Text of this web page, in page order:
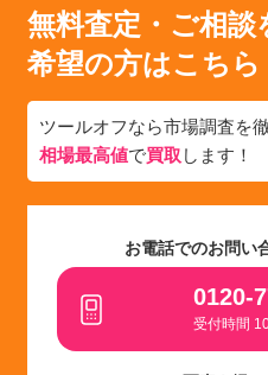
無料査定・ご相談
希望の方はこちら
ツールオフなら市場調査を
相場最高値で買取 します！
お電話でのお問い
0120-
受付時間